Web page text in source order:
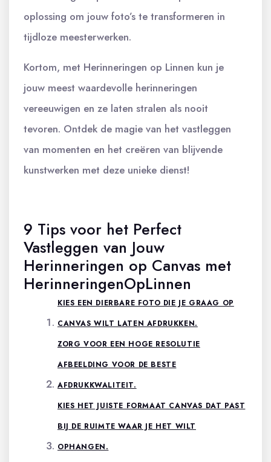
oplossing om jouw foto’s te transformeren in
tijdloze meesterwerken.
Kortom, met Herinneringen op Linnen kun je
jouw meest waardevolle herinneringen
vereeuwigen en ze laten stralen als nooit
tevoren. Ontdek de magie van het vastleggen
van momenten en het creëren van blijvende
kunstwerken met deze unieke dienst!
9 Tips voor het Perfect
Vastleggen van Jouw
Herinneringen op Canvas met
HerinneringenOpLinnen
KIES EEN DIERBARE FOTO DIE JE GRAAG OP
CANVAS WILT LATEN AFDRUKKEN.
ZORG VOOR EEN HOGE RESOLUTIE
AFBEELDING VOOR DE BESTE
AFDRUKKWALITEIT.
KIES HET JUISTE FORMAAT CANVAS DAT PAST
BIJ DE RUIMTE WAAR JE HET WILT
OPHANGEN.